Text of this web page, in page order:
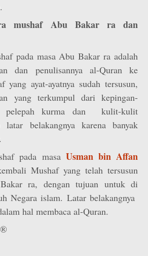
mushaf Abu Bakar ra dan
pada masa Abu Bakar ra adalah
dan penulisannya al-Quran ke
yang ayat-ayatnya sudah tersusun,
yang terkumpul dari kepingan-
kurma dan kulit-kulit
latar belakangnya karena banyak
pada masa Usman bin Affan
Mushaf yang telah tersusun
ra, dengan tujuan untuk di
Negara islam. Latar belakangnya
hal membaca al-Quran.